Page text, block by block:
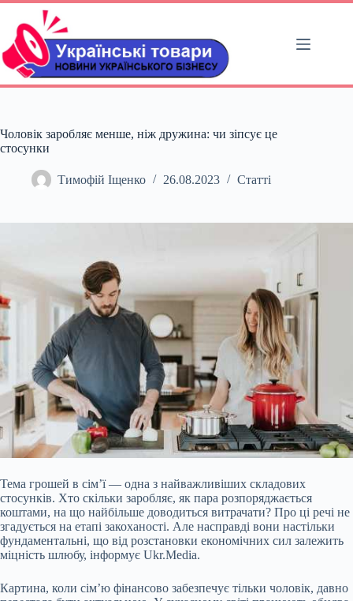
Перейти
вмісту
Чоловік заробляє менше, ніж дружина: чи зіпсує це
стосунки
Тимофій Іщенко 26.08.2023 Статті
Тема грошей в сім’ї — одна з найважливіших складових
стосунків. Хто скільки заробляє, як пара розпоряджається
коштами, на що найбільше доводиться витрачати? Про ці речі не
згадується на етапі закоханості. Але насправді вони настільки
фундаментальні, що від розстановки економічних сил залежить
міцність шлюбу, інформує Ukr.Media.
Картина, коли сім’ю фінансово забезпечує тільки чоловік, давно